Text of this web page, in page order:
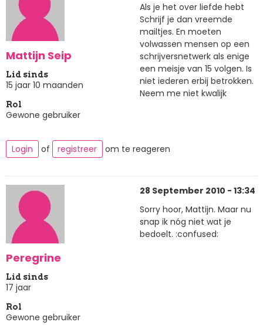
Mattijn Seip
Lid sinds
15 jaar 10 maanden
Rol
Gewone gebruiker
Als je het over liefde hebt
Schrijf je dan vreemde
mailtjes. En moeten
volwassen mensen op een
schrijversnetwerk als enige
een meisje van 15 volgen. Is
niet iederen erbij betrokken.
Neem me niet kwalijk
Login of registreer om te reageren
Peregrine
Lid sinds
17 jaar
Rol
Gewone gebruiker
28 September 2010 - 13:34
Sorry hoor, Mattijn. Maar nu
snap ik nóg niet wat je
bedoelt. :confused: